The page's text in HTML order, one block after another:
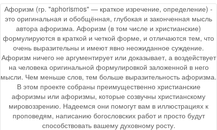
Афоризм (гр. "aphorismos" — краткое изречение, определение) -
это оригинальная и обобщённая, глубокая и законченная мысль
автора афоризма. Афоризм (в том числе и христианские)
формулируются в краткой и четкой форме, и отличаются тем, что
очень выразительны и имеют явно неожиданное суждение.
Афоризм ничего не аргументирует или доказывает, а воздействует
на человека оригинальной формулировкой заложенной в него
мысли. Чем меньше слов, тем больше выразительность афоризма.
В этом проекте собраны преимущественно христианские
афоризмы или афоризмы, которые созвучны христианскому
мировоззрению. Надеемся они помогут вам в иллюстрациях к
проповедям, написанию богословских работ и просто будут
способствовать вашему духовному росту.